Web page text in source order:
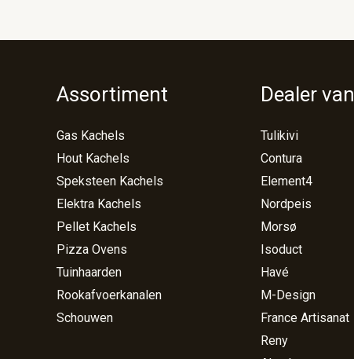
Assortiment
Gas Kachels
Hout Kachels
Speksteen Kachels
Elektra Kachels
Pellet Kachels
Pizza Ovens
Tuinhaarden
Rookafvoerkanalen
Schouwen
Dealer van
Tulikivi
Contura
Element4
Nordpeis
Morsø
Isoduct
Havé
M-Design
France Artisanat
Reny